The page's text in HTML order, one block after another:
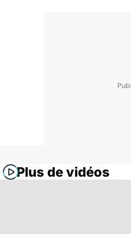
Plus de vidéos